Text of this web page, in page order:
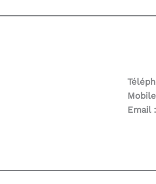
entrer pour aller à la
Email :